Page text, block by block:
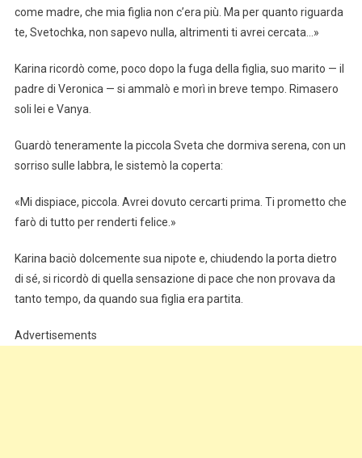
come madre, che mia figlia non c’era più. Ma per quanto riguarda
te, Svetochka, non sapevo nulla, altrimenti ti avrei cercata…»
Karina ricordò come, poco dopo la fuga della figlia, suo marito — il
padre di Veronica — si ammalò e morì in breve tempo. Rimasero
soli lei e Vanya.
Guardò teneramente la piccola Sveta che dormiva serena, con un
sorriso sulle labbra, le sistemò la coperta:
«Mi dispiace, piccola. Avrei dovuto cercarti prima. Ti prometto che
farò di tutto per renderti felice.»
Karina baciò dolcemente sua nipote e, chiudendo la porta dietro
di sé, si ricordò di quella sensazione di pace che non provava da
tanto tempo, da quando sua figlia era partita.
Advertisements